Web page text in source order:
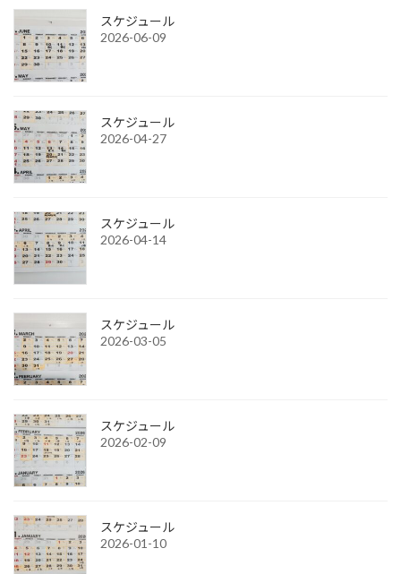
スケジュール
2026-06-09
スケジュール
2026-04-27
スケジュール
2026-04-14
スケジュール
2026-03-05
スケジュール
2026-02-09
スケジュール
2026-01-10